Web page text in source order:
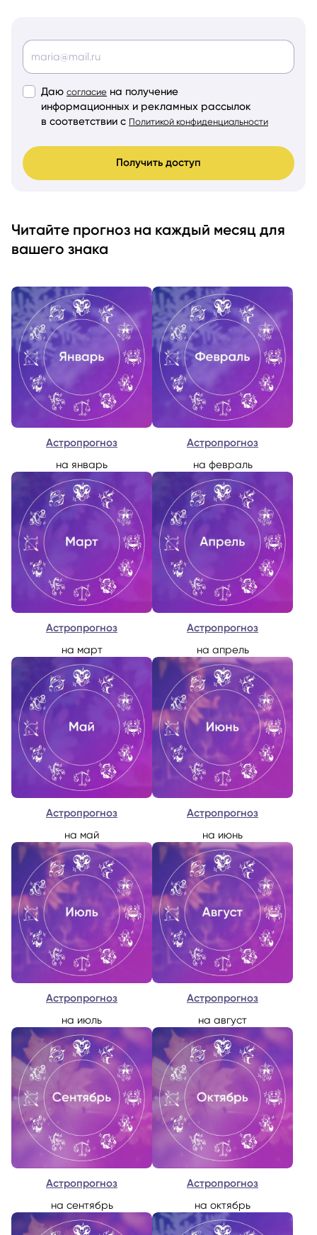
Даю согласие на получение
информационных и рекламных рассылок
в соответствии с Политикой конфиденциальности
Получить доступ
Читайте прогноз на каждый месяц для
вашего знака
Астропрогноз
на январь
Астропрогноз
на февраль
Астропрогноз
на март
Астропрогноз
на апрель
Астропрогноз
на май
Астропрогноз
на июнь
Астропрогноз
на июль
Астропрогноз
на август
Астропрогноз
на сентябрь
Астропрогноз
на октябрь